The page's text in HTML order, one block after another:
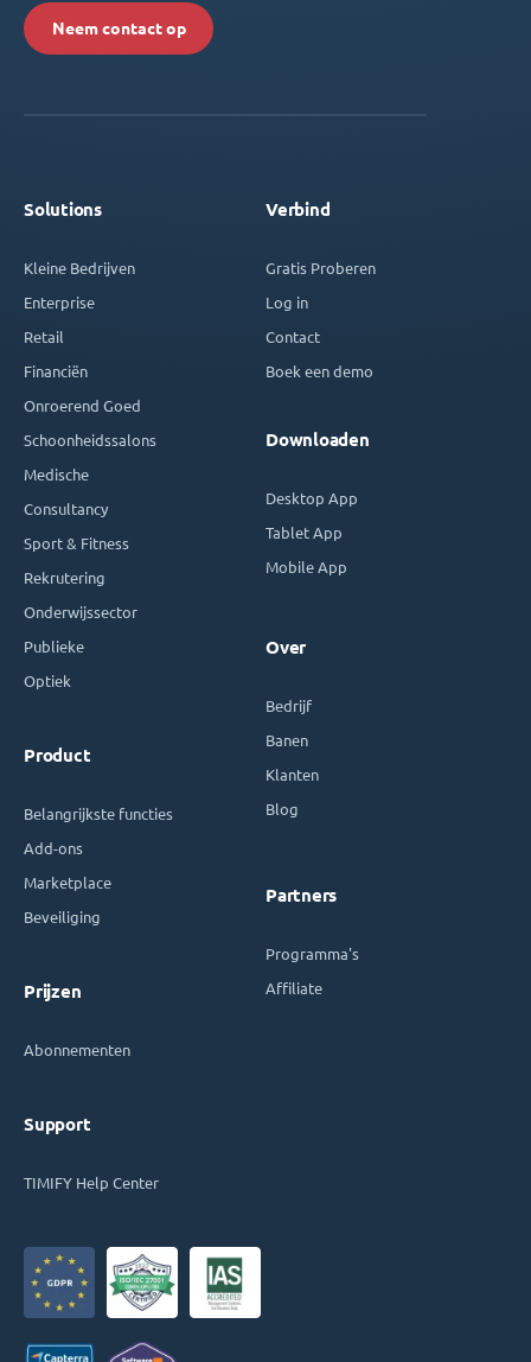
Neem contact op
Solutions
Kleine Bedrijven
Enterprise
Retail
Financiën
Onroerend Goed
Schoonheidssalons
Medische
Consultancy
Sport & Fitness
Rekrutering
Onderwijssector
Publieke
Optiek
Product
Belangrijkste functies
Add-ons
Marketplace
Beveiliging
Prijzen
Abonnementen
Support
TIMIFY Help Center
Verbind
Gratis Proberen
Log in
Contact
Boek een demo
Downloaden
Desktop App
Tablet App
Mobile App
Over
Bedrijf
Banen
Klanten
Blog
Partners
Programma's
Affiliate